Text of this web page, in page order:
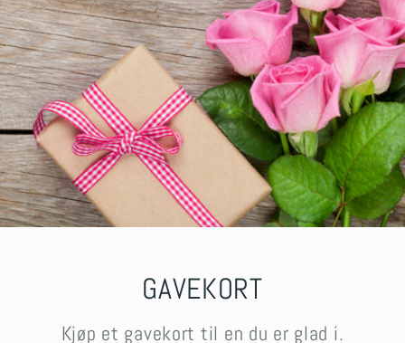
GAVEKORT
Kjøp et gavekort til en du er glad i.